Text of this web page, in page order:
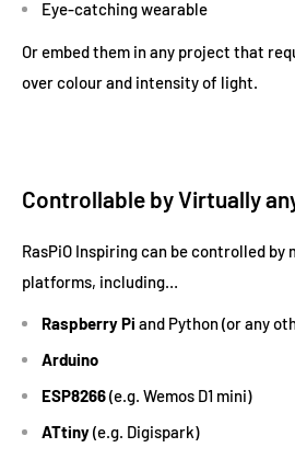
Eye-catching wearable
Or embed them in any project that
over colour and intensity of light.
Controllable by Virtually
RasPiO Inspiring can be controlled
platforms, including…
Raspberry Pi and Python (or any
Arduino
ESP8266(e.g. Wemos D1 mini)
ATtiny(e.g. Digispark)